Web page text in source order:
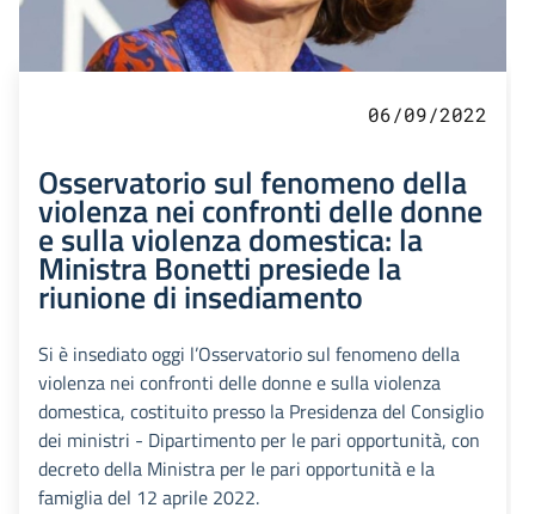
06/09/2022
Osservatorio sul fenomeno della
violenza nei confronti delle donne
e sulla violenza domestica: la
Ministra Bonetti presiede la
riunione di insediamento
Si è insediato oggi l’Osservatorio sul fenomeno della
violenza nei confronti delle donne e sulla violenza
domestica, costituito presso la Presidenza del Consiglio
dei ministri - Dipartimento per le pari opportunità, con
decreto della Ministra per le pari opportunità e la
famiglia del 12 aprile 2022.